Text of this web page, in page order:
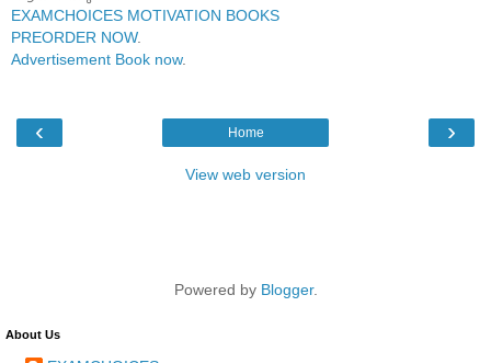
EXAMCHOICES MOTIVATION BOOKS
PREORDER NOW.
Advertisement Book now.
‹ ›
Home
View web version
Powered by Blogger.
About Us